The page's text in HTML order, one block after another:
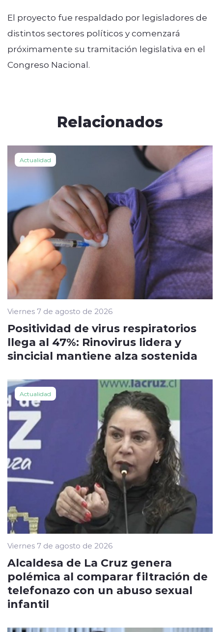
El proyecto fue respaldado por legisladores de
distintos sectores políticos y comenzará
próximamente su tramitación legislativa en el
Congreso Nacional.
Relacionados
Actualidad
Viernes 7 de agosto de 2026
Positividad de virus respiratorios
llega al 47%: Rinovirus lidera y
sincicial mantiene alza sostenida
Actualidad
Viernes 7 de agosto de 2026
Alcaldesa de La Cruz genera
polémica al comparar filtración de
telefonazo con un abuso sexual
infantil